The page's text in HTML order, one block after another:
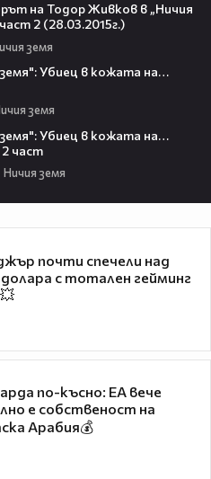
на Тодор Живков в „Ничия
2 (28.03.2015г.)
земя
Убиец в кожата на…
земя
Убиец в кожата на…
част
Ничия земя
почти спечели над
с тотален гейминг
по-късно: EA вече
е собственост на
Арабия💰